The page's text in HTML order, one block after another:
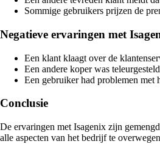
Sommige gebruikers prijzen de
Negatieve ervaringen met
Een klant klaagt over de
Een andere koper was
Een gebruiker had problemen met
Conclusie
De ervaringen met Isagenix zijn
alle aspecten van het bedrijf te